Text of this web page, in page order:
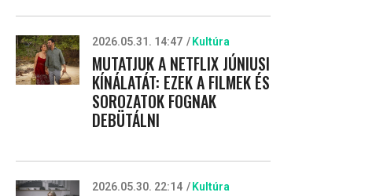
2026.05.31. 14:47 Kultúra
MUTATJUK A NETFLIX JÚNIUSI
KÍNÁLATÁT: EZEK A FILMEK ÉS
SOROZATOK FOGNAK
DEBÜTÁLNI
2026.05.30. 22:14 Kultúra